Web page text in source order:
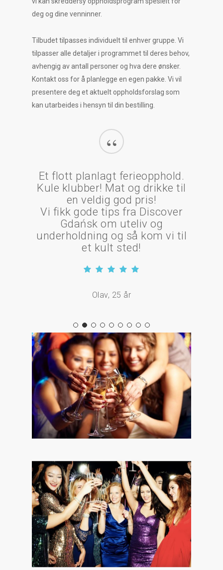
deg og dine venninner.
Tilbudet tilpasses individuelt til enhver gruppe. Vi
tilpasser alle detaljer i programmet til deres behov,
avhengig av antall personer og hva dere ønsker.
Kontakt oss for å planlegge en egen pakke. Vi vil
presentere deg et aktuelt oppholdsforslag som
kan utarbeides i hensyn til din bestilling.
“
Et flott planlagt ferieopphold.
Kule klubber! Mat og drikke til
en veldig god pris!
Vi fikk gode tips fra Discover
Gdańsk om uteliv og
underholdning og så kom vi til
et kult sted!
Olav, 25 år